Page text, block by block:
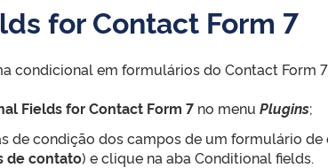
for Contact Form 7
condicional em formulários do Contact Form 7.
Fields for Contact Form 7 no menu Plugins;
de condição dos campos de um formulário
de contato) e clique na aba Conditional fields.